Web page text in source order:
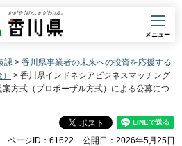
香川県
メニュー
課 > 香川県事業者の未来への投資を応援する
> 香川県インドネシアビジネスマッチング
方式（プロポーザル方式）による公募につ
ページID：61622 公開日：2026年5月25日